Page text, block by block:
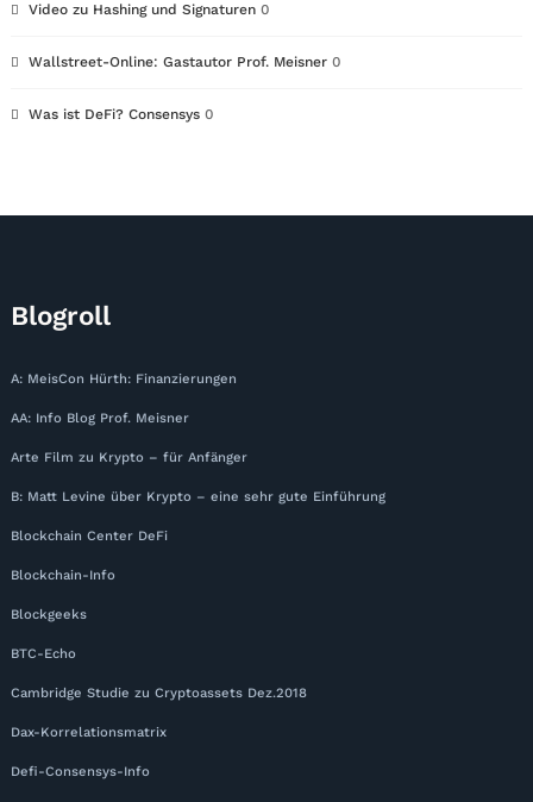
Video zu Hashing und Signaturen 0
Wallstreet-Online: Gastautor Prof. Meisner 0
Was ist DeFi? Consensys 0
Blogroll
A: MeisCon Hürth: Finanzierungen
AA: Info Blog Prof. Meisner
Arte Film zu Krypto – für Anfänger
B: Matt Levine über Krypto – eine sehr gute Einführung
Blockchain Center DeFi
Blockchain-Info
Blockgeeks
BTC-Echo
Cambridge Studie zu Cryptoassets Dez.2018
Dax-Korrelationsmatrix
Defi-Consensys-Info